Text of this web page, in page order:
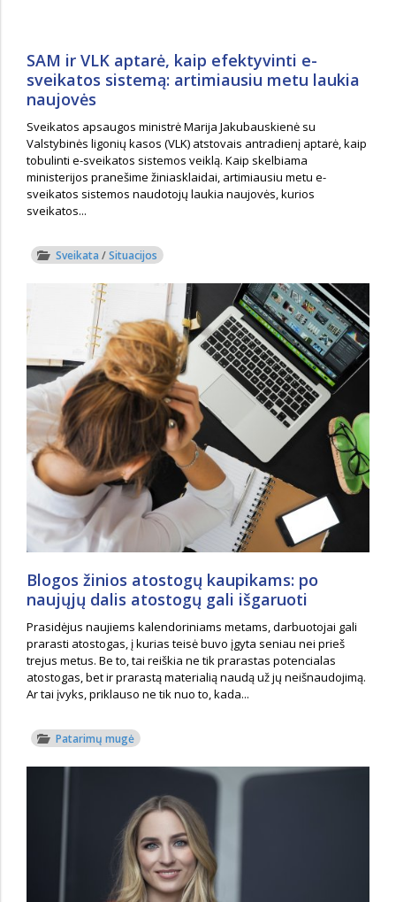
SAM ir VLK aptarė, kaip efektyvinti e-
sveikatos sistemą: artimiausiu metu laukia
naujovės
Sveikatos apsaugos ministrė Marija Jakubauskienė su
Valstybinės ligonių kasos (VLK) atstovais antradienį aptarė, kaip
tobulinti e-sveikatos sistemos veiklą. Kaip skelbiama
ministerijos pranešime žiniasklaidai, artimiausiu metu e-
sveikatos sistemos naudotojų laukia naujovės, kurios
sveikatos...
Sveikata /Situacijos
Blogos žinios atostogų kaupikams: po
naujųjų dalis atostogų gali išgaruoti
Prasidėjus naujiems kalendoriniams metams, darbuotojai gali
prarasti atostogas, į kurias teisė buvo įgyta seniau nei prieš
trejus metus. Be to, tai reiškia ne tik prarastas potencialas
atostogas, bet ir prarastą materialią naudą už jų neišnaudojimą.
Ar tai įvyks, priklauso ne tik nuo to, kada...
Patarimų mugė